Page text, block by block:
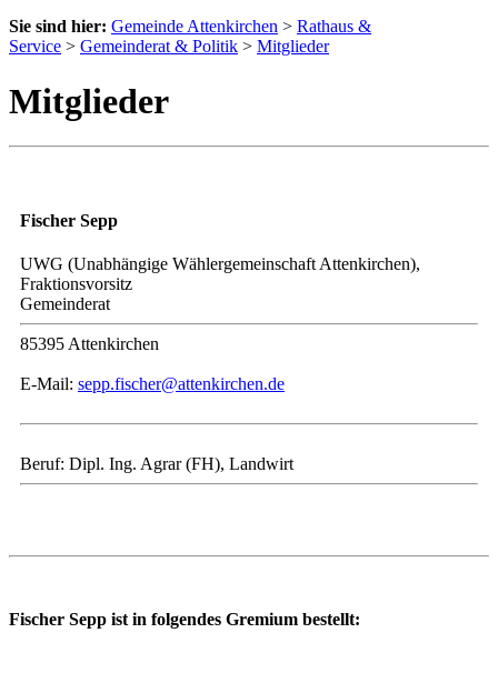
Sie sind hier: Gemeinde Attenkirchen > Rathaus &
Service > Gemeinderat & Politik > Mitglieder
Mitglieder
Fischer Sepp
UWG (Unabhängige Wählergemeinschaft Attenkirchen),
Fraktionsvorsitz
Gemeinderat
85395 Attenkirchen
E-Mail: sepp.fischer@attenkirchen.de
Beruf: Dipl. Ing. Agrar (FH), Landwirt
Fischer Sepp ist in folgendes Gremium bestellt: